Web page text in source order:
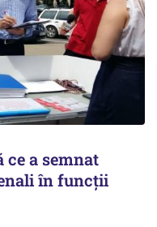
ce a semnat
în funcții